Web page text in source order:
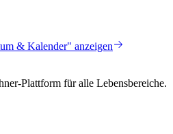
& Kalender" anzeigen
Plattform für alle Lebensbereiche.